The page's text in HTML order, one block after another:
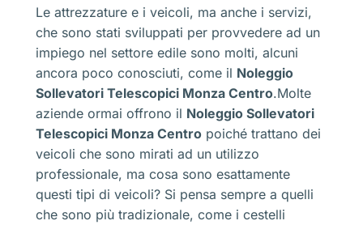
Le attrezzature e i veicoli, ma anche i servizi,
che sono stati sviluppati per provvedere ad un
impiego nel settore edile sono molti, alcuni
ancora poco conosciuti, come il Noleggio
Sollevatori Telescopici Monza Centro.Molte
aziende ormai offrono il Noleggio Sollevatori
Telescopici Monza Centro poiché trattano dei
veicoli che sono mirati ad un utilizzo
professionale, ma cosa sono esattamente
questi tipi di veicoli? Si pensa sempre a quelli
che sono più tradizionale, come i cestelli